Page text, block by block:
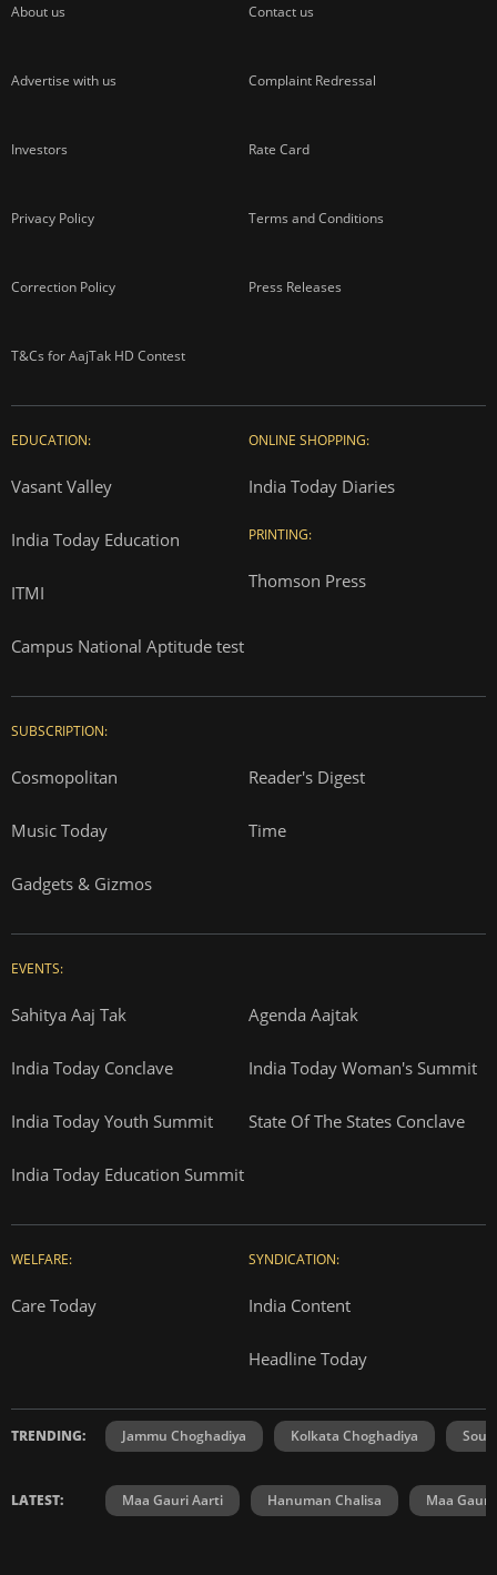
About us Contact us
Advertise with us Complaint Redressal
Investors Rate Card
Privacy Policy Terms and Conditions
Correction Policy Press Releases
T&Cs for AajTak HD Contest
EDUCATION:
Vasant Valley
India Today Education
ITMI
Campus National Aptitude test
ONLINE SHOPPING:
India Today Diaries
PRINTING:
Thomson Press
SUBSCRIPTION:
Cosmopolitan Reader's Digest
Music Today Time
Gadgets & Gizmos
EVENTS:
Sahitya Aaj Tak Agenda Aajtak
India Today Conclave India Today Woman's Summit
India Today Youth Summit State Of The States Conclave
India Today Education Summit
WELFARE:
Care Today
SYNDICATION:
India Content
Headline Today
TRENDING: Jammu Choghadiya Kolkata Choghadiya
LATEST: Maa Gauri Aarti Hanuman Chalisa Maa Gauri